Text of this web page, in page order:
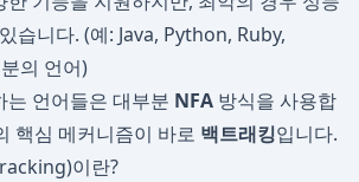
습니다. (예: Java, Python, Ruby,
의 언어)
는 언어들은 대부분 NFA 방식을 사용합
핵심 메커니즘이 바로 백트래킹입니다.
이란?